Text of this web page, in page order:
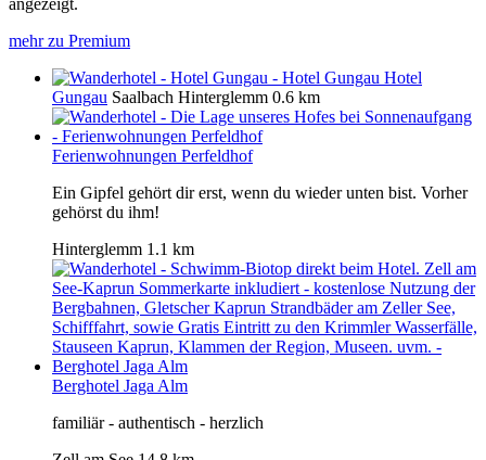
mehr zu Premium
Hotel
Gungau Saalbach Hinterglemm 0.6 km
Ferienwohnungen Perfeldhof
Ein Gipfel gehört dir erst, wenn du wieder unten bist. Vorher
gehörst du ihm!
Hinterglemm 1.1 km
Berghotel Jaga Alm
familiär - authentisch - herzlich